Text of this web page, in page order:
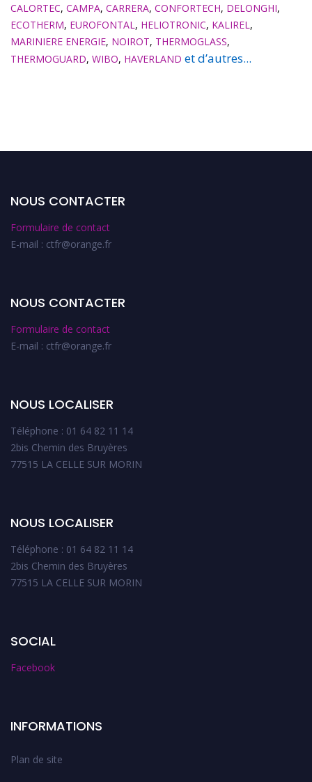
CALORTEC, CAMPA, CARRERA, CONFORTECH, DELONGHI,
ECOTHERM, EUROFONTAL , HELIOTRONIC, KALIREL ,
MARINIERE ENERGIE, NOIROT, THERMOGLASS,
THERMOGUARD, WIBO, HAVERLAND et d’autres...
NOUS CONTACTER
Formulaire de contact
E-mail : ctfr@orange.fr
NOUS CONTACTER
Formulaire de contact
E-mail : ctfr@orange.fr
NOUS LOCALISER
Téléphone : 01 64 82 11 14
2bis Chemin des Bruyères
77515 LA CELLE SUR MORIN
NOUS LOCALISER
Téléphone : 01 64 82 11 14
2bis Chemin des Bruyères
77515 LA CELLE SUR MORIN
SOCIAL
Facebook
INFORMATIONS
Plan de site